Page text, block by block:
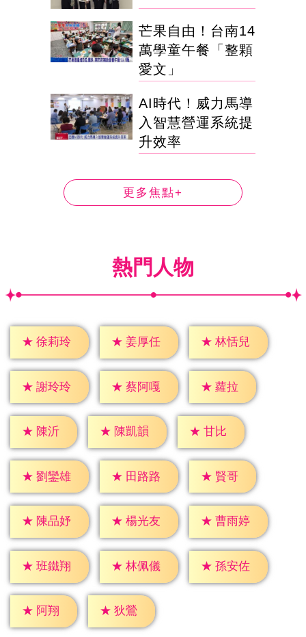
芒果自由！台南14
萬學童午餐「整顆
愛文」
AI時代！威力馬導
入智慧營運系統提
升效率
更多焦點+
熱門人物
★ 徐莉玲 ★ 姜厚任 ★ 林恬兒
★ 謝玲玲 ★ 蔡阿嘎 ★ 蘿拉
★ 陳沂 ★ 陳凱韻 ★ 甘比
★ 劉鑾雄 ★ 田路路 ★ 賢哥
★ 陳品妤 ★ 楊光友 ★ 曹雨婷
★ 班鐵翔 ★ 林佩儀 ★ 孫安佐
★ 阿翔 ★ 狄鶯